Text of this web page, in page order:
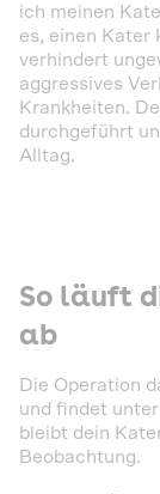
ich meinen
es, einen Kater
verhindert
aggressives
Krankheiten.
durchgeführt
Alltag.
So läuft
ab
Die Operation
und findet
bleibt dein
Beobachtung.